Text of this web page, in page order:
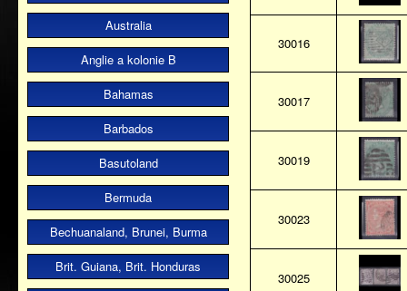
Australia
Anglie a kolonie B
Bahamas
Barbados
Basutoland
Bermuda
Bechuanaland, Brunei, Burma
Brit. Guiana, Brit. Honduras
30016
30017
30019
30023
30025